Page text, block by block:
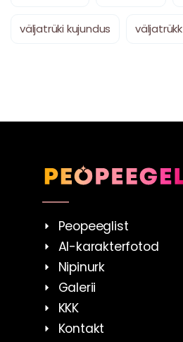
väljatrüki kujundus väljatrükk
Peopeeglist
AI-karakterfotod
Nipinurk
Galerii
KKK
Kontakt